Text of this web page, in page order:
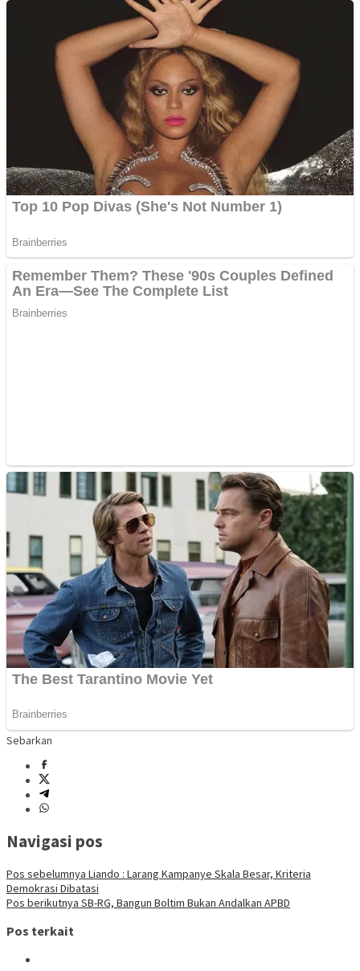
Sebarkan
Navigasi pos
Pos sebelumnya Liando : Larang Kampanye Skala Besar, Kriteria
Demokrasi Dibatasi
Pos berikutnya SB-RG, Bangun Boltim Bukan Andalkan APBD
Pos terkait